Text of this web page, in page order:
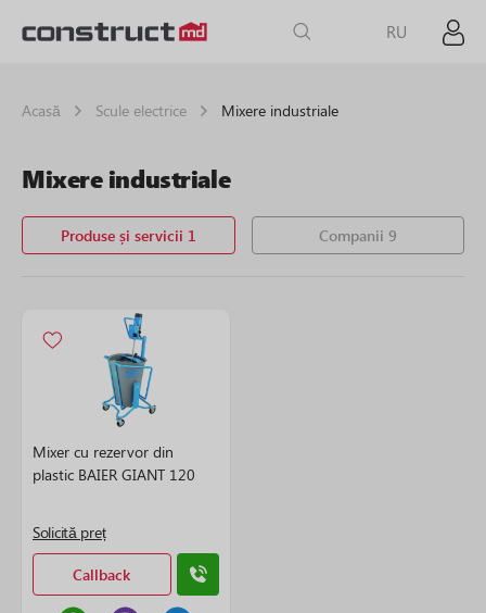
RU
Acasă Scule electrice Mixere industriale
Mixere industriale
Produse și servicii 1 Companii 9
Mixer cu rezervor din
plastic BAIER GIANT 120
Solicită preț
Callback